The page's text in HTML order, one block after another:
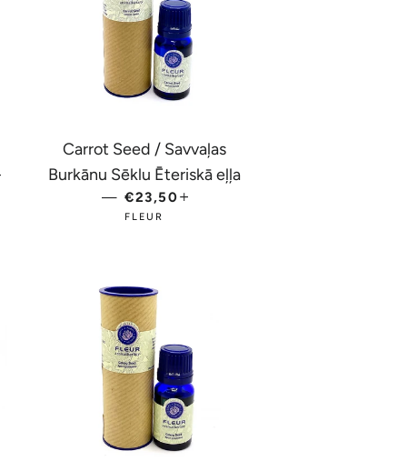
CENA
Carrot Seed / Savvaļas
Burkānu Sēklu Ēteriskā eļļa
— PARASTĀ CENA
€23,50
FLEUR